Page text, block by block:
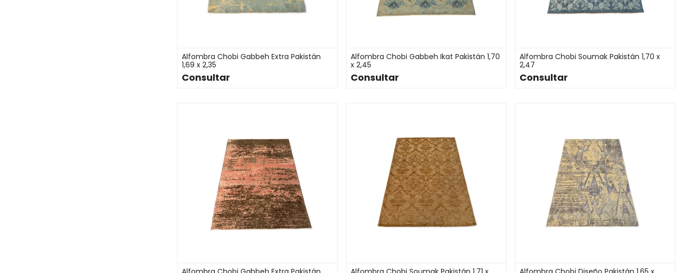
Alfombra Chobi Gabbeh Extra Pakistán
1,69 x 2,35
Consultar
Alfombra Chobi Gabbeh Ikat Pakistán 1,70
x 2,45
Consultar
Alfombra Chobi Soumak Pakistán 1,70 x
2,47
Consultar